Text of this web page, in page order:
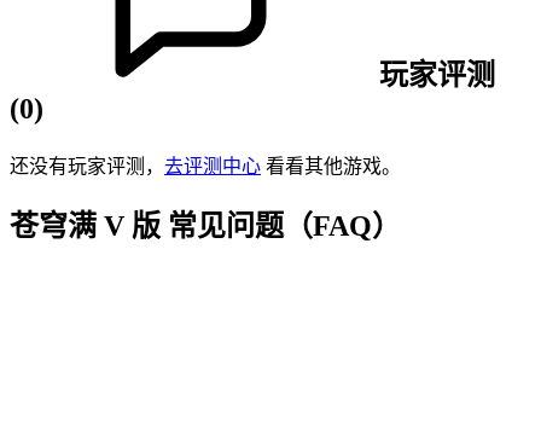
玩家评测
(0)
还没有玩家评测， 去评测中心 看看其他游戏。
苍穹满 V 版 常见问题（FAQ）